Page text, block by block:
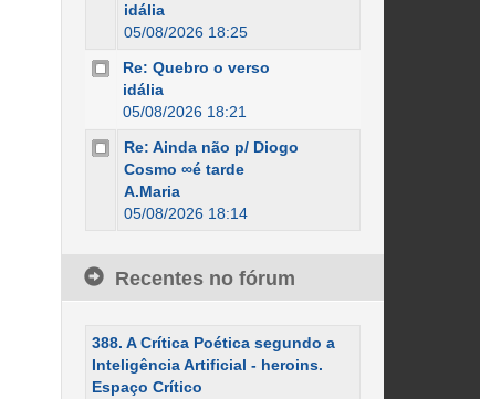
idália
05/08/2026 18:25
Re: Quebro o verso
idália
05/08/2026 18:21
Re: Ainda não p/ Diogo
Cosmo ∞é tarde
A.Maria
05/08/2026 18:14
Recentes no fórum
388. A Crítica Poética segundo a
Inteligência Artificial - heroins.
Espaço Crítico